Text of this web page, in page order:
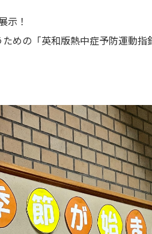
示！
めの「英和版熱中症予防運動指